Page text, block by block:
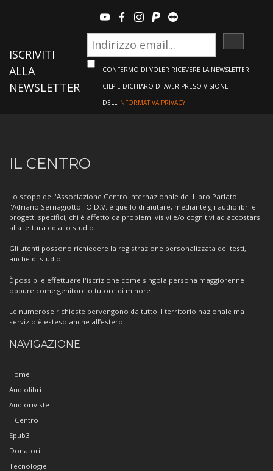
youtubefacebook
instagram
paypalteamviewer
ISCRIVITI
ALLA
NEWSLETTER
CONFERMO DI VOLER RICEVERE LA NEWSLETTER
CILP E DICHIARO DI AVER PRESO VISIONE
DELL'INFORMATIVA PRIVACY.
Informazioni
sul
Centro
IL CENTRO
Lo scopo dell'Associazione Centro Internazionale del Libro Parlato
"Adriano Sernagiotto" O.D.V. è quello di aiutare, mediante gli audiolibri e
progetti specifici, chi è affetto da problemi visivi e/o cognitivi ad accostarsi
alla lettura ed allo studio.
Gli utenti possono richiedere la registrazione personalizzata dei testi,
anche di studio.
È possibile effettuare l'iscrizione come singola persona maggiorenne
oppure come genitore o tutore di minore.
Le numerose richieste pervengono da tutto il territorio nazionale ma il
servizio è esteso anche all’estero.
NAVIGAZIONE
Home
Audiolibri
Audioriviste
Il Centro
Epub3
Donatori
Tecnologie